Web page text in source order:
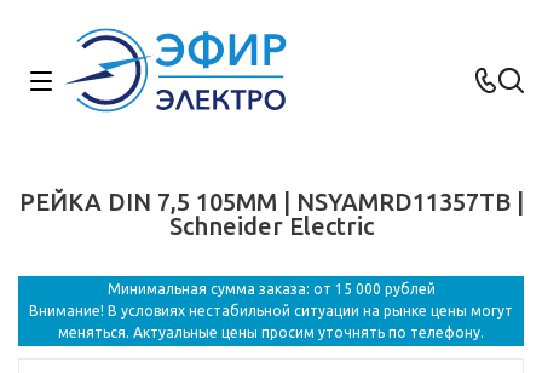
РЕЙКА DIN 7,5 105ММ | NSYAMRD11357TB |
Schneider Electric
Минимальная сумма заказа: от 15 000 рублей
Внимание! В условиях нестабильной ситуации на рынке цены могут
меняться. Актуальные цены просим уточнять по телефону.